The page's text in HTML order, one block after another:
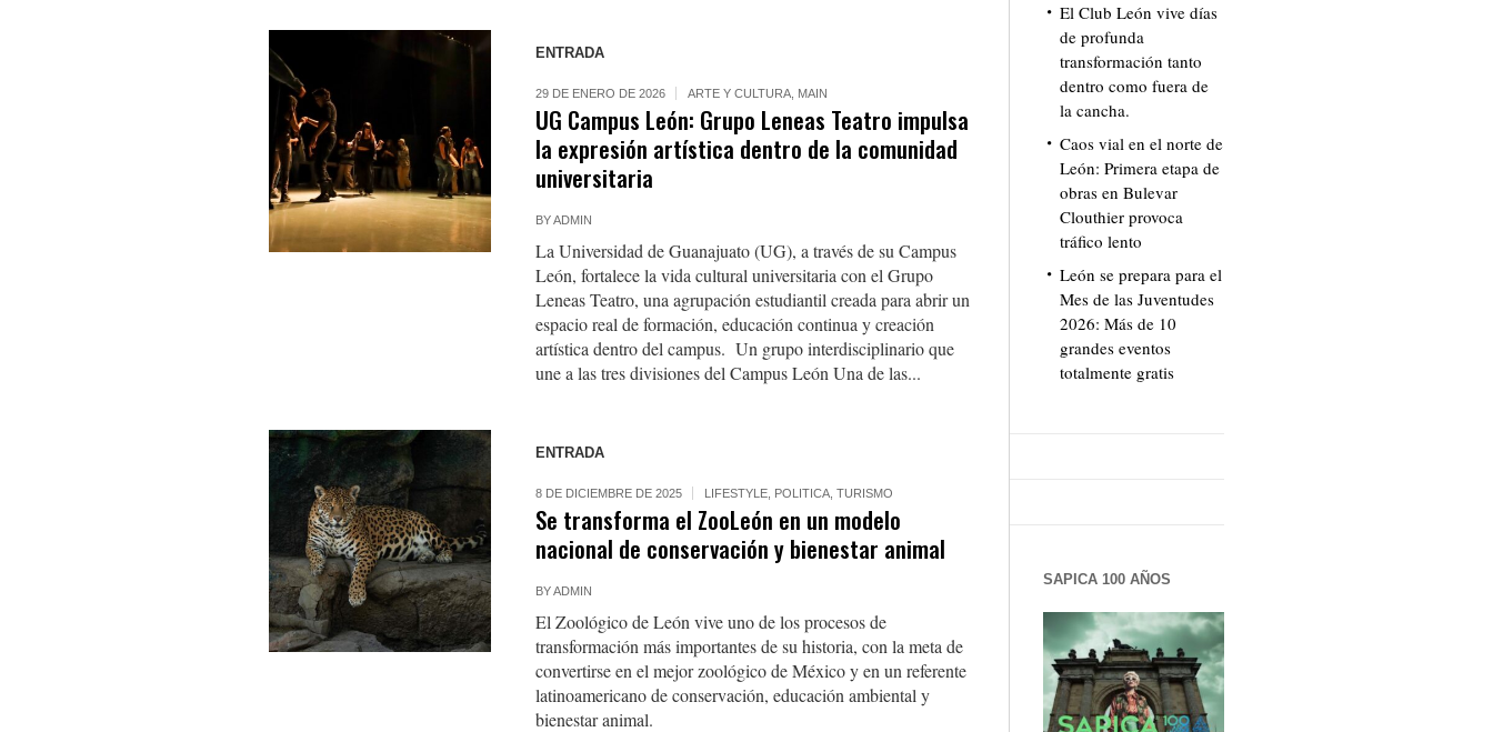
ENTRADA
29 DE ENERO DE 2026 ARTE Y CULTURA, MAIN
UG Campus León: Grupo Leneas Teatro impulsa
la expresión artística dentro de la comunidad
universitaria
BYADMIN
La Universidad de Guanajuato (UG), a través de su Campus
León, fortalece la vida cultural universitaria con el Grupo
Leneas Teatro, una agrupación estudiantil creada para abrir un
espacio real de formación, educación continua y creación
artística dentro del campus. Un grupo interdisciplinario que
une a las tres divisiones del Campus León Una de las...
ENTRADA
8 DE DICIEMBRE DE 2025 LIFESTYLE, POLITICA, TURISMO
Se transforma el ZooLeón en un modelo
nacional de conservación y bienestar animal
BYADMIN
El Zoológico de León vive uno de los procesos de
transformación más importantes de su historia, con la meta de
convertirse en el mejor zoológico de México y en un referente
latinoamericano de conservación, educación ambiental y
bienestar animal.
El Club León vive días
de profunda
transformación tanto
dentro como fuera de
la cancha.
Caos vial en el norte de
León: Primera etapa de
obras en Bulevar
Clouthier provoca
tráfico lento
León se prepara para el
Mes de las Juventudes
2026: Más de 10
grandes eventos
totalmente gratis
SAPICA 100 AÑOS